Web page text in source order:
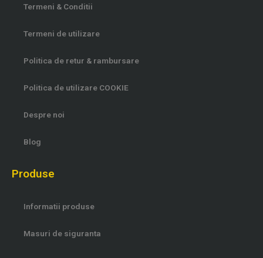
Termeni & Conditii
Termeni de utilizare
Politica de retur & rambursare
Politica de utilizare COOKIE
Despre noi
Blog
Produse
Informatii produse
Masuri de siguranta